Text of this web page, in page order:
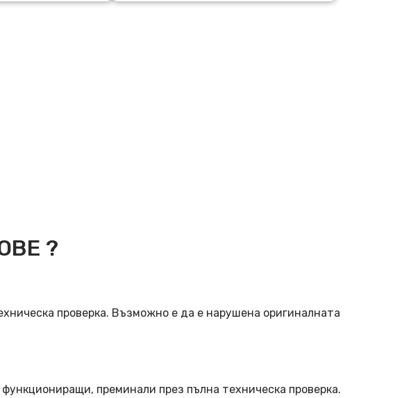
?
проверка. Възможно е да е нарушена оригиналната
преминали през пълна техническа проверка.